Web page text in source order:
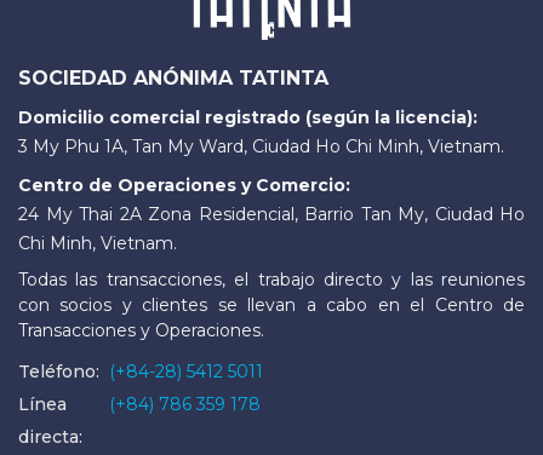
SOCIEDAD ANÓNIMA TATINTA
Domicilio comercial registrado (según la licencia):
3 My Phu 1A, Tan My Ward, Ciudad Ho Chi Minh, Vietnam.
Centro de Operaciones y Comercio:
24 My Thai 2A Zona Residencial, Barrio Tan My, Ciudad Ho
Chi Minh, Vietnam.
Todas las transacciones, el trabajo directo y las reuniones
con socios y clientes se llevan a cabo en el Centro de
Transacciones y Operaciones.
Teléfono:
(+84-28) 5412 5011
Línea
directa:
(+84) 786 359 178